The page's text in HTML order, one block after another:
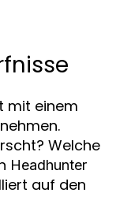
mit einem
Welche
Headhunter
auf den